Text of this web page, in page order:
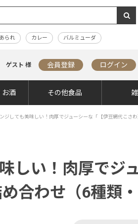
あられ カレー バルミューダ
ゲスト 様 会員登録 ログイン
お酒 その他食品
ジしても美味しい！肉厚でジューシーな「【伊豆網代こ
しい！肉厚でジ
合わせ（6種類